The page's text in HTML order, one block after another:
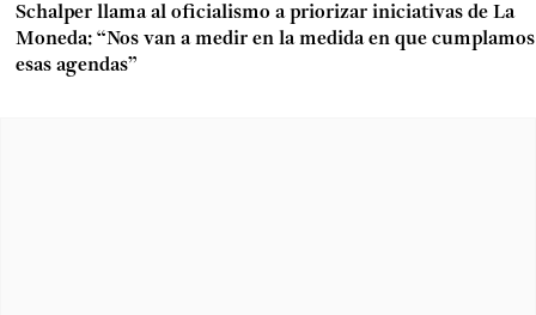
Schalper llama al oficialismo a priorizar iniciativas de La
Moneda: “Nos van a medir en la medida en que cumplamos
esas agendas”